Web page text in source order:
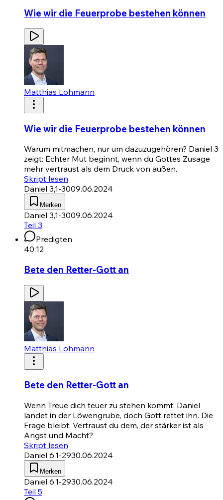
Wie wir die Feuerprobe bestehen können
Matthias Lohmann
Wie wir die Feuerprobe bestehen können
Warum mitmachen, nur um dazuzugehören? Daniel 3
zeigt: Echter Mut beginnt, wenn du Gottes Zusage
mehr vertraust als dem Druck von außen.
Skript lesen
Daniel 3,1-3009.06.2024
Merken
Daniel 3,1-3009.06.2024
Teil 3
Predigten
40:12
Bete den Retter-Gott an
Matthias Lohmann
Bete den Retter-Gott an
Wenn Treue dich teuer zu stehen kommt: Daniel
landet in der Löwengrube, doch Gott rettet ihn. Die
Frage bleibt: Vertraust du dem, der stärker ist als
Angst und Macht?
Skript lesen
Daniel 6,1-2930.06.2024
Merken
Daniel 6,1-2930.06.2024
Teil 5